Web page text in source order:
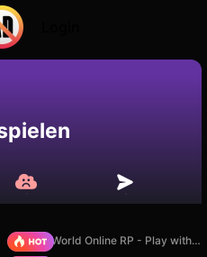
Nein
Sprunki World Online RP - Play with Friends!